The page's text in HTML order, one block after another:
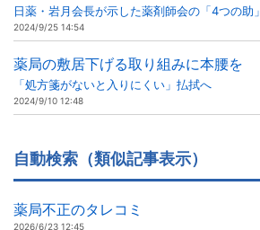
日薬・岩月会長が示した薬剤師会の「4つの助」
2024/9/25 14:54
薬局の敷居下げる取り組みに本腰を
「処方箋がないと入りにくい」払拭へ
2024/9/10 12:48
自動検索（類似記事表示）
薬局不正のタレコミ
2026/6/23 12:45